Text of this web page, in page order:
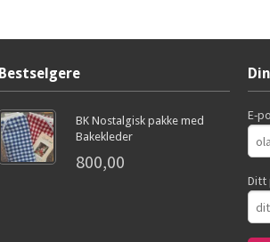
Bestselgere
BK Nostalgisk pakke med
Bakekleder
800,00
E-
Ditt